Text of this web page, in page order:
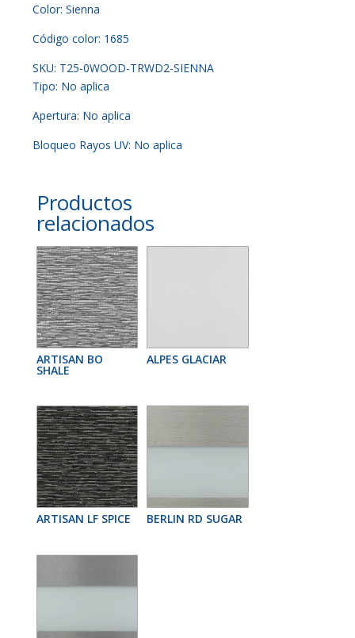
Color: Sienna
Código color: 1685
SKU: T25-0WOOD-TRWD2-SIENNA
Tipo: No aplica
Apertura: No aplica
Bloqueo Rayos UV: No aplica
Productos
relacionados
ARTISAN BO
SHALE
ALPES GLACIAR
ARTISAN LF SPICE BERLIN RD SUGAR